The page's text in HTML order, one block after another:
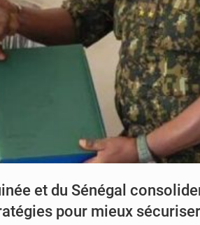
et du Sénégal
pour mieux